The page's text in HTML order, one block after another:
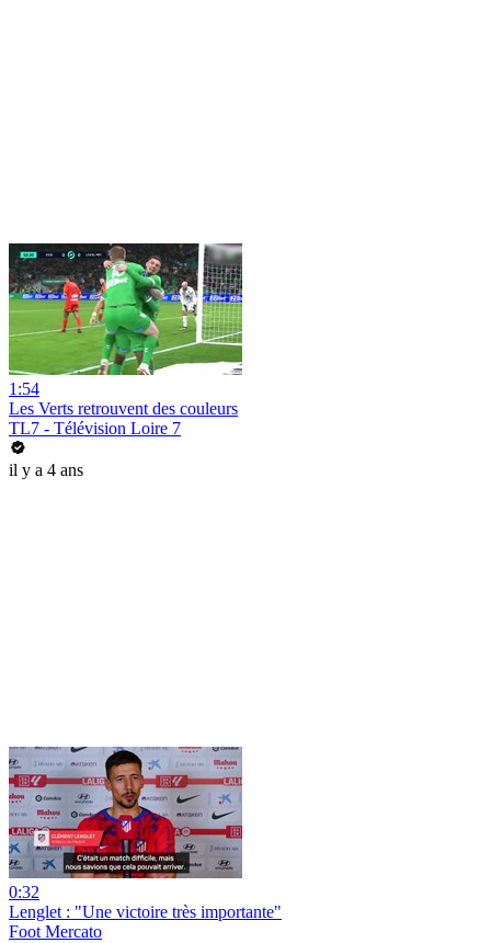
1:54
Les Verts retrouvent des couleurs
TL7 - Télévision Loire 7
il y a 4 ans
0:32
Lenglet : "Une victoire très importante"
Foot Mercato